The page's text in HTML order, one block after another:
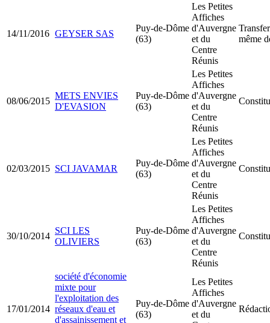
14/11/2016 GEYSER SAS
Puy-de-Dôme
(63)
Les Petites
Affiches
d'Auvergne
et du
Centre
Réunis
même
08/06/2015
METS ENVIES
D'EVASION
Puy-de-Dôme
(63)
Les Petites
Affiches
d'Auvergne
et du
Centre
Réunis
02/03/2015 SCI JAVAMAR
Puy-de-Dôme
(63)
Les Petites
Affiches
d'Auvergne
et du
Centre
Réunis
30/10/2014
SCI LES
OLIVIERS
Puy-de-Dôme
(63)
Les Petites
Affiches
d'Auvergne
et du
Centre
Réunis
17/01/2014
société d'économie
mixte pour
l'exploitation des
réseaux d'eau et
d'assainissement et
Puy-de-Dôme
(63)
Les Petites
Affiches
d'Auvergne
et du